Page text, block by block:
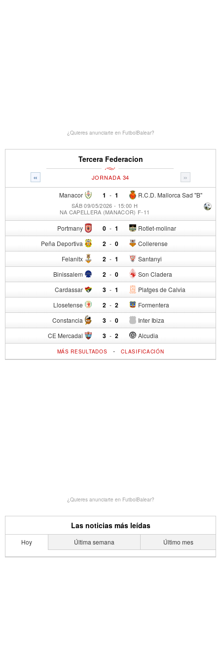
¿Quieres anunciarte en FutbolBalear?
Tercera Federacion
« »
JORNADA 34
Manacor 1 - R.C.D. Mallorca Sad "B"
1
SÁB 09/05/2026 - 15:00 H
NA CAPELLERA (MANACOR) F-11
Portmany 0 - Rotlet-molinar
1
Peña Deportiva 2 - Collerense
0
Felanitx 2 - Santanyi
1
Binissalem 2 - Son Cladera
0
Cardassar 3 - Platges de Calvia
1
Llosetense 2 - Formentera
2
Constancia 3 - Inter Ibiza
0
CE Mercadal 3 - Alcudia
2
MÁS RESULTADOS -CLASIFICACIÓN
¿Quieres anunciarte en FutbolBalear?
Las noticias más leídas
Hoy Última semana Último mes